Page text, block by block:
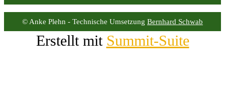
© Anke Plehn - Technische Umsetzung Bernhard Schwab
Erstellt mit Summit-Suite